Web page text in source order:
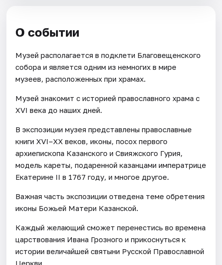
О событии
Музей располагается в подклети Благовещенского
собора и является одним из немногих в мире
музеев, расположенных при храмах.
Музей знакомит с историей православного храма с
XVI века до наших дней.
В экспозиции музея представлены православные
книги XVI–XX веков, иконы, посох первого
архиепископа Казанского и Свияжского Гурия,
модель кареты, подаренной казанцами императрице
Екатерине II в 1767 году, и многое другое.
Важная часть экспозиции отведена теме обретения
иконы Божьей Матери Казанской.
Каждый желающий сможет перенестись во времена
царствования Ивана Грозного и прикоснуться к
истории величайшей святыни Русской Православной
Церкви.